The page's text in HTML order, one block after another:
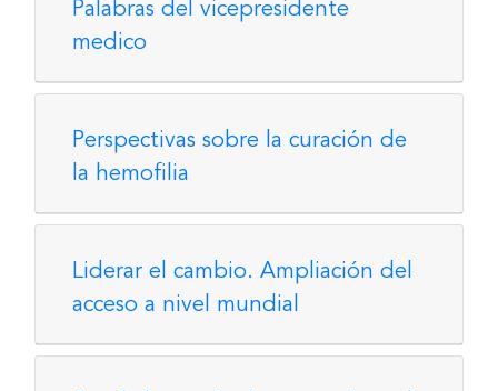
Palabras del vicepresidente
medico
Perspectivas sobre la curación de
la hemofilia
Liderar el cambio. Ampliación del
acceso a nivel mundial